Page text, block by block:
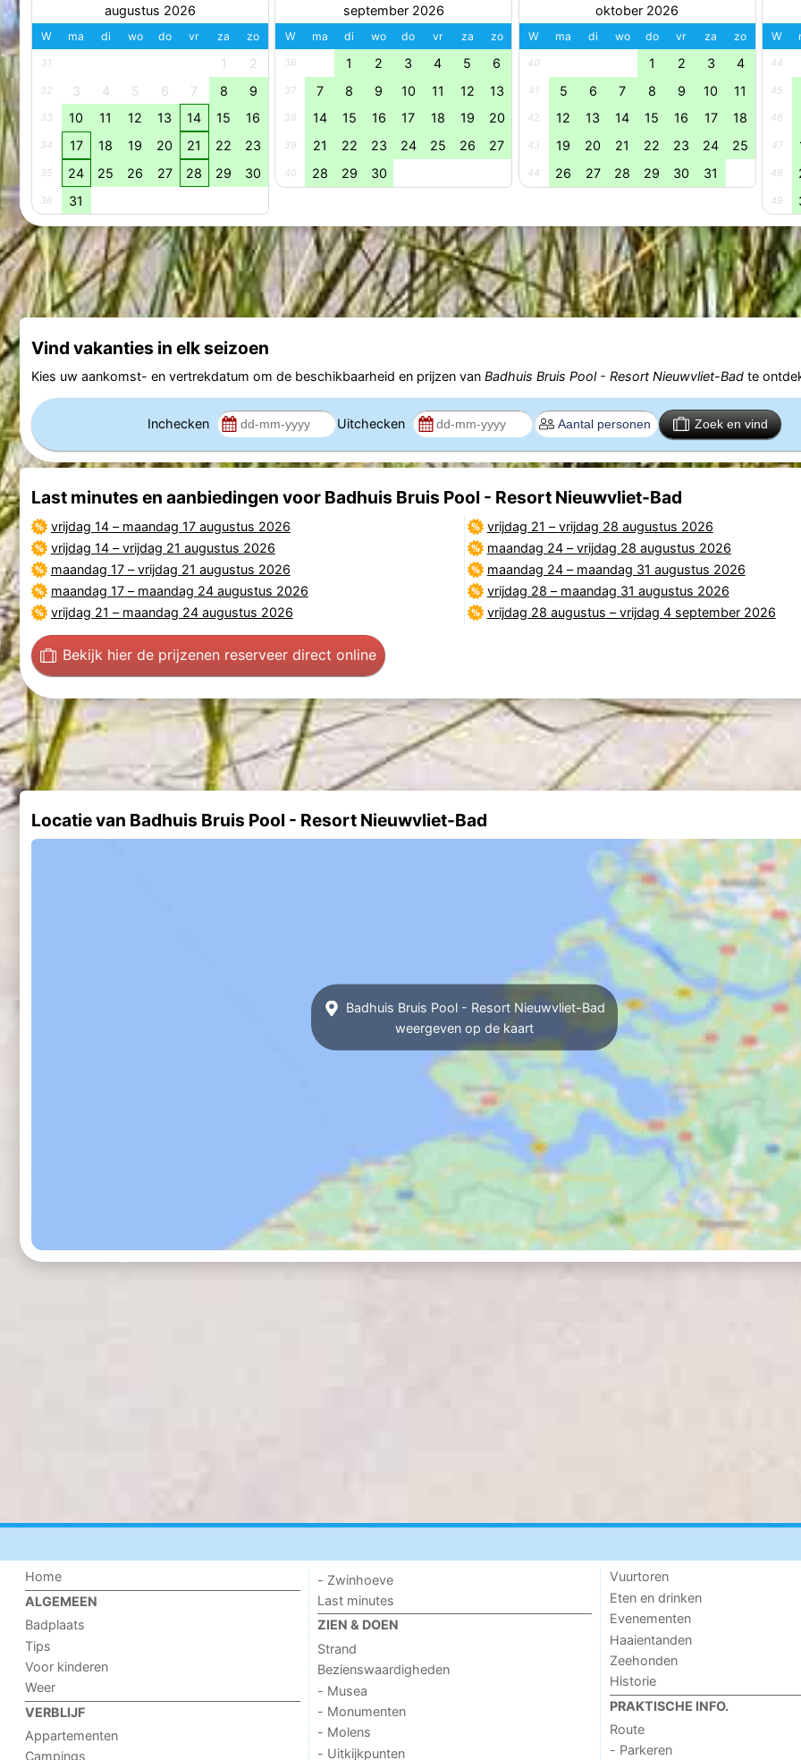
augustus 2026
W ma di wo do vr za zo
31 1 2
32 3 4 5 6 7 8 9
33 10 11 12 13 14 15 16
34 17 18 19 20 21 22 23
35 24 25 26 27 28 29 30
36 31
september 2026
W ma di wo do vr za zo
36 1 2 3 4 5 6
37 7 8 9 10 11 12 13
38 14 15 16 17 18 19 20
39 21 22 23 24 25 26 27
40 28 29 30
oktober 2026
W ma di wo do vr za zo
40 1 2 3 4
41 5 6 7 8 9 10 11
42 12 13 14 15 16 17 18
43 19 20 21 22 23 24 25
44 26 27 28 29 30 31
W
44
45
46
47
48
49
Vind vakanties in elk seizoen
Kies uw aankomst- en vertrekdatum om de beschikbaarheid en prijzen van Badhuis Bruis Pool - Resort Nieuwvliet-Badte
Inchecken Uitchecken Zoek en vind
Last minutes en aanbiedingen voor Badhuis Bruis Pool - Resort Nieuwvliet-Bad
vrijdag 14– maandag 17 augustus 2026
vrijdag 14–vrijdag 21 augustus 2026
maandag 17–vrijdag 21 augustus 2026
maandag 17– maandag 24 augustus 2026
vrijdag 21 – maandag 24 augustus 2026
vrijdag 21 –vrijdag 28 augustus 2026
maandag 24–vrijdag 28 augustus 2026
maandag 24– maandag 31 augustus 2026
vrijdag 28 – maandag 31 augustus 2026
vrijdag 28 augustus – vrijdag 4 september 2026
Bekijk hier de prijzenen reserveer direct online
Locatie van Badhuis Bruis Pool - Resort Nieuwvliet-Bad
Badhuis Bruis Pool - Resort Nieuwvliet-Bad
weergeven op de kaart
Home
ALGEMEEN
Badplaats
Tips
Voor kinderen
Weer
VERBLIJF
Appartementen
Campings
- Zwinhoeve
Last minutes
ZIEN & DOEN
Strand
Bezienswaardigheden
- Musea
- Monumenten
- Molens
- Uitkijkpunten
Vuurtoren
Eten en drinken
Evenementen
Haaientanden
Zeehonden
Historie
PRAKTISCHE INFO.
Route
- Parkeren